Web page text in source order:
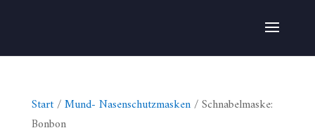
Start/Mund- Nasenschutzmasken/ Schnabelmaske:
Bonbon